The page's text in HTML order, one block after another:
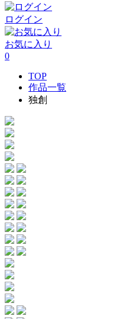
ログイン
お気に入り
0
TOP
作品一覧
独創